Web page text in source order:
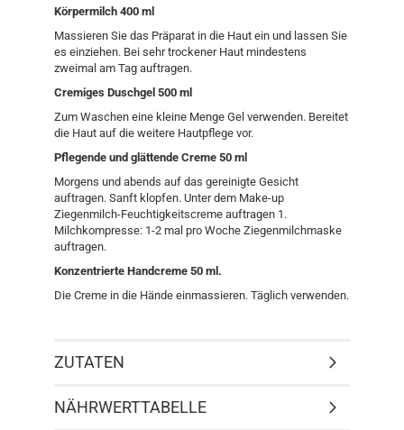
Körpermilch 400 ml
Massieren Sie das Präparat in die Haut ein und lassen Sie
es einziehen. Bei sehr trockener Haut mindestens
zweimal am Tag auftragen.
Cremiges Duschgel 500 ml
Zum Waschen eine kleine Menge Gel verwenden. Bereitet
die Haut auf die weitere Hautpflege vor.
Pflegende und glättende Creme 50 ml
Morgens und abends auf das gereinigte Gesicht
auftragen. Sanft klopfen. Unter dem Make-up
Ziegenmilch-Feuchtigkeitscreme auftragen 1.
Milchkompresse: 1-2 mal pro Woche Ziegenmilchmaske
auftragen.
Konzentrierte Handcreme 50 ml.
Die Creme in die Hände einmassieren. Täglich verwenden.
ZUTATEN
NÄHRWERTTABELLE